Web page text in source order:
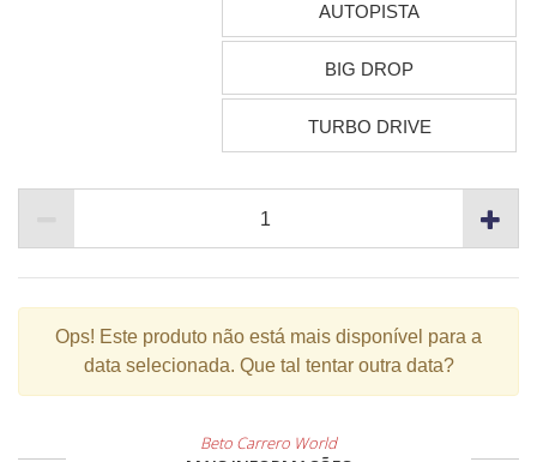
AUTOPISTA
BIG DROP
TURBO DRIVE
Ops! Este produto não está mais disponível para a
data selecionada. Que tal tentar outra data?
Beto Carrero World